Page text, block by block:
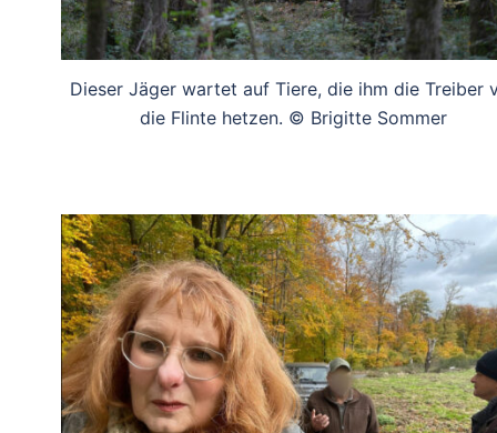
Dieser Jäger wartet auf Tiere, die ihm die Treiber
die Flinte hetzen. © Brigitte Sommer